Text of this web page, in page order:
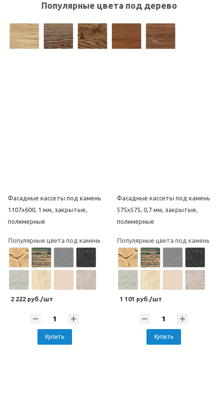
Популярные цвета под дерево
Фасадные кассеты под камень
1107х600, 1 мм, закрытые,
полимерные
Популярные цвета под камень
2 222 руб./шт
Купить
Фасадные кассеты под камень
575х575, 0,7 мм, закрытые,
полимерные
Популярные цвета под камень
1 101 руб./шт
Купить